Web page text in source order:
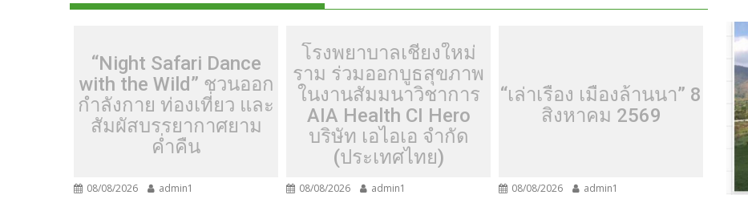
k k
“Night Safari Dance
with the Wild” ชวนออก
กำลังกาย ท่องเที่ยว และ
สัมผัสบรรยากาศยาม
ค่ำคืน
08/08/2026 admin1
โรงพยาบาลเชียงใหม่
ราม ร่วมออกบูธสุขภาพ
ในงานสัมมนาวิชาการ
AIA Health CI Hero
บริษัท เอไอเอ จำกัด
(ประเทศไทย)
08/08/2026 admin1
“เล่าเรื่อง เมืองล้านนา” 8
สิงหาคม 2569
08/08/2026 admin1